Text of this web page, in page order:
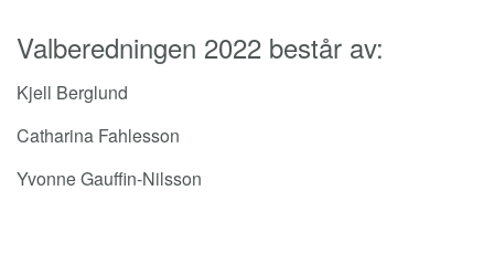
Valberedningen 2022 består av:
Kjell Berglund
Catharina Fahlesson
Yvonne Gauffin-Nilsson